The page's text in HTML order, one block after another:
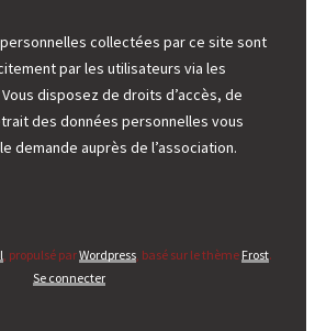
collectées par ce site sont
par les utilisateurs via les
disposez de droits d’accès, de
des données personnelles vous
demande auprès de l’association.
, propulsé parWordpress , basé sur le thème Frost.
Se connecter